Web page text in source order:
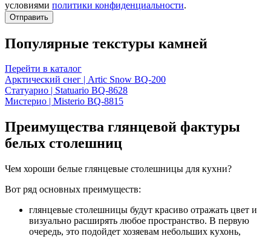
условиями политики конфиденциальности.
Отправить
Популярные текстуры камней
Перейти в каталог
Арктический снег | Artic Snow BQ-200
Статуарио | Statuario BQ-8628
Мистерио | Misterio BQ-8815
Преимущества глянцевой фактуры
белых столешниц
Чем хороши белые глянцевые столешницы для кухни?
Вот ряд основных преимуществ:
глянцевые столешницы будут красиво отражать цвет и
визуально расширять любое пространство. В первую
очередь, это подойдет хозяевам небольших кухонь,